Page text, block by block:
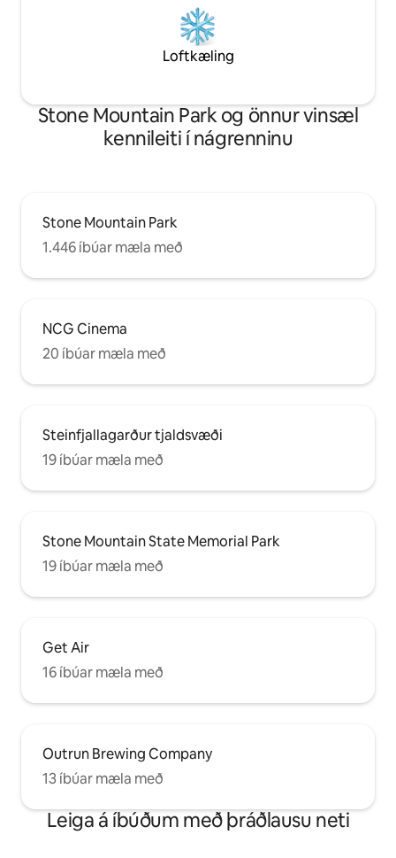
Loftkæling
Stone Mountain Park og önnur vinsæl
kennileiti í nágrenninu
Stone Mountain Park
1.446 íbúar mæla með
NCG Cinema
20 íbúar mæla með
Steinfjallagarður tjaldsvæði
19 íbúar mæla með
Stone Mountain State Memorial Park
19 íbúar mæla með
Get Air
16 íbúar mæla með
Outrun Brewing Company
13 íbúar mæla með
Leiga á íbúðum með þráðlausu neti